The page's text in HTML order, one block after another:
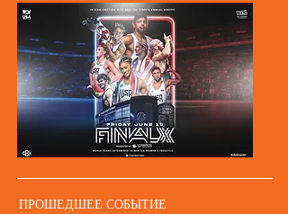
ПРОШЕДШЕЕ СОБЫТИЕ